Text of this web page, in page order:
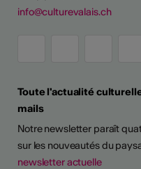
info@culturevalais.ch
Toute l'actualité
mails
Notre newsletter paraît
sur les nouveautés du
newsletter actuelle